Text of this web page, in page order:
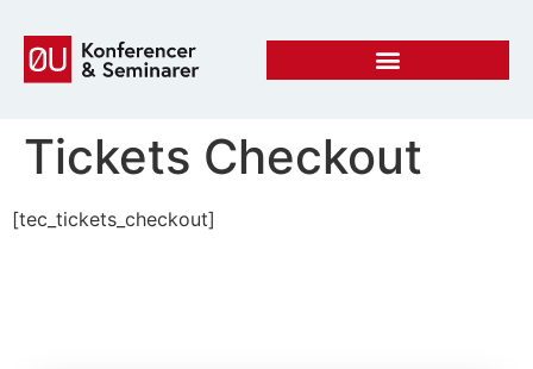
Tickets Checkout
[tec_tickets_checkout]